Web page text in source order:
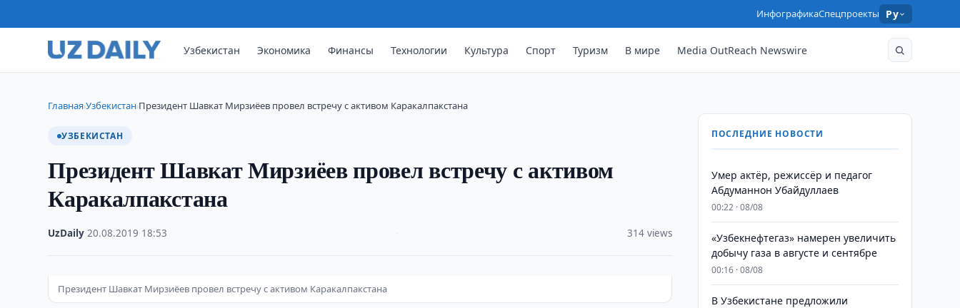
ИнфографикаСпецпроекты Ру
Узбекистан Экономика Финансы Технологии Культура Спорт Туризм В мире Media OutReach Newswire
Главная›Узбекистан›Президент Шавкат Мирзиёев провел встречу с активом Каракалпакстана
УЗБЕКИСТАН
Президент Шавкат Мирзиёев провел встречу с активом
Каракалпакстана
UzDaily ·20.08.2019 18:53 314 views
Президент Шавкат Мирзиёев провел встречу с активом Каракалпакстана
ПОСЛЕДНИЕ НОВОСТИ
Умер актёр, режиссёр и педагог
Абдуманнон Убайдуллаев
00:22 · 08/08
«Узбекнефтегаз» намерен увеличить
добычу газа в августе и сентябре
00:16 · 08/08
В Узбекистане предложили